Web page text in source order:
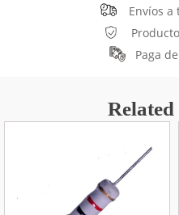
Envíos a
Paga